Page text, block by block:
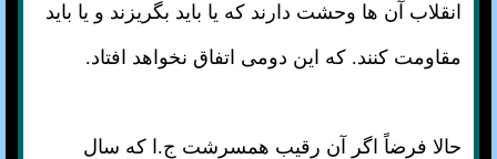
انقلاب آن ها وحشت دارند که یا باید بگریزند و یا باید
مقاومت کنند. که این دومی اتفاق نخواهد افتاد.
حالا فرضاً اگر آن رقیب همسرشت ج.ا که سال